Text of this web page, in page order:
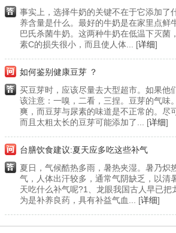
事实上，选择牛奶的关键不在于它添加了
养含量是什么。最好的牛奶是在家里点鲜
巴氏杀菌牛奶。这两种牛奶在低温下灭菌
素C的损失很小，而且使人体... [详细]
如何鉴别健康豆芽 ？
买豆芽时，应该尽量去大型超市。如果他
该注意：一嗅，二看，三捏。豆芽的气味
爽，而豆芽与尿素的味道是不正常的。尽
而且太粗太长的豆芽可能添加了... [详细]
台膳饮食建议:夏天应多吃这些补气
夏日，气候酷热多雨，暑热夹湿。暑乃炽
气，人体出汗较多，通常气阴缺乏，以清
天吃什么补气呢?1、龙眼我国古人早已把
为是补养良药，具有补益气血... [详细]